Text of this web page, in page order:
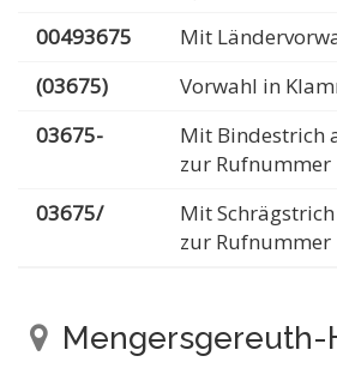
00493675
Mit
(03675)
Vorwahl in
03675-
Mit Bindestrich
zur Rufnummer
03675/
Mit
zur Rufnummer
Mengersgereuth-